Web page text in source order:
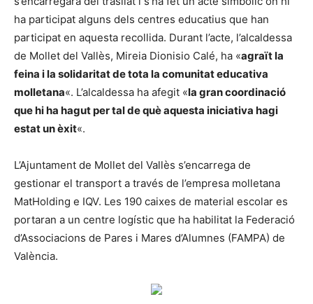
ha participat alguns dels centres educatius que han
participat en aquesta recollida. Durant l’acte, l’alcaldessa
de Mollet del Vallès, Mireia Dionisio Calé, ha «agraït la
feina i la solidaritat de tota la comunitat educativa
molletana«. L’alcaldessa ha afegit «la gran coordinació
que hi ha hagut per tal de què aquesta iniciativa hagi
estat un èxit«.
L’Ajuntament de Mollet del Vallès s’encarrega de
gestionar el transport a través de l’empresa molletana
MatHolding e IQV. Les 190 caixes de material escolar es
portaran a un centre logístic que ha habilitat la Federació
d’Associacions de Pares i Mares d’Alumnes (FAMPA) de
València.